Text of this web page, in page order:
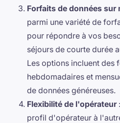
Forfaits de données sur
parmi une variété de
pour répondre à vos
séjours de courte durée
Les options incluent des
hebdomadaires et
de données généreuses.
Flexibilité de l'opérateur
profil d'opérateur à